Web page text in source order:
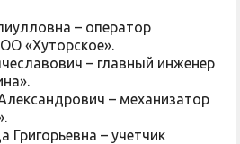
– оператор
«Хуторское».
– главный инженер
– механизатор
– учетчик